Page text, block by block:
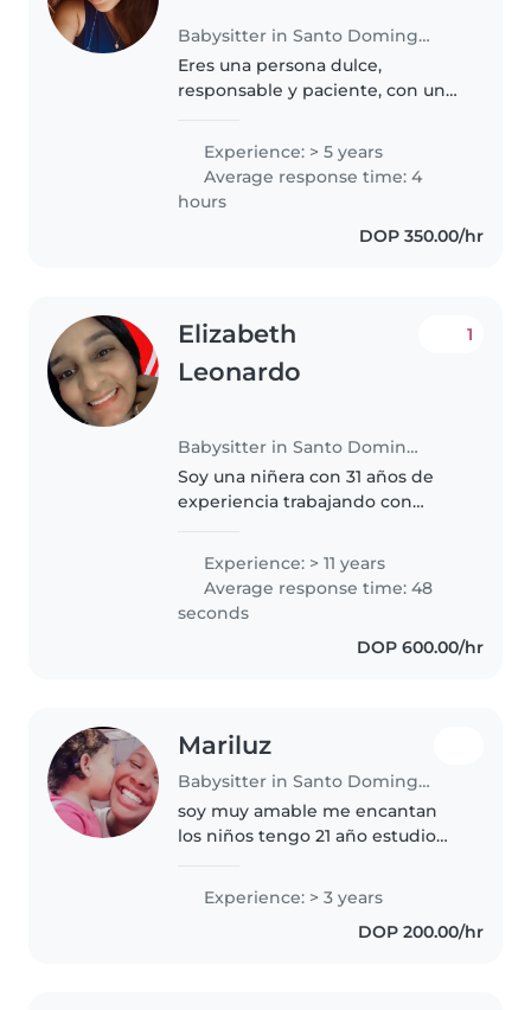
Babysitter in Santo Domingo Este
Eres una persona dulce,
responsable y paciente, con un
Tienes una naturaleza protectora
y amorosa, lo que hace que los
bebés y niños se sientan
cómodos..
Experience: > 5 years
Average response time: 4
hours
DOP 350.00/hr
Elizabeth
Leonardo
Babysitter in Santo Domingo Este
1
Soy una niñera con 31 años de
experiencia trabajando con
una persona responsable,
divertida y amigable, y me
encanta..
Experience: > 11 years
Average response time: 48
seconds
DOP 600.00/hr
Mariluz
Babysitter in Santo Domingo Este
soy muy amable me encantan
los niños tengo 21 año estudio
los animalitos tengo experiencia
soy responsable y muy
organizada tengo un cuido de
Experience: > 3 years
DOP 200.00/hr